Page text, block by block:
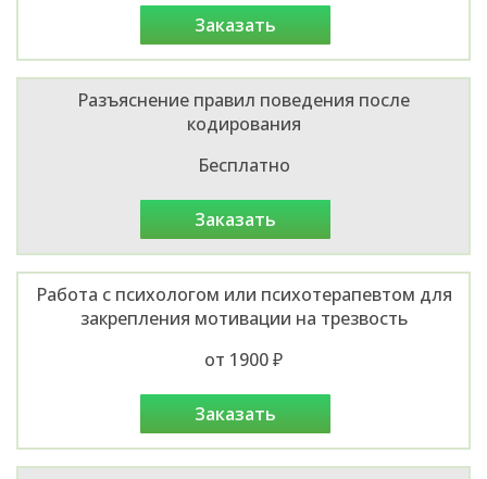
заказать
Разъяснение правил поведения после
кодирования
Бесплатно
заказать
Работа с психологом или психотерапевтом для
закрепления мотивации на трезвость
от 1900 ₽
заказать